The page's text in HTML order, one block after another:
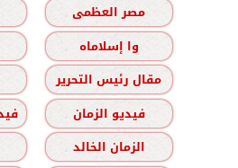
مصر العظمى
وا إسلاماه
مقال رئيس التحرير
فيديو الزمان
الزمان الخالد